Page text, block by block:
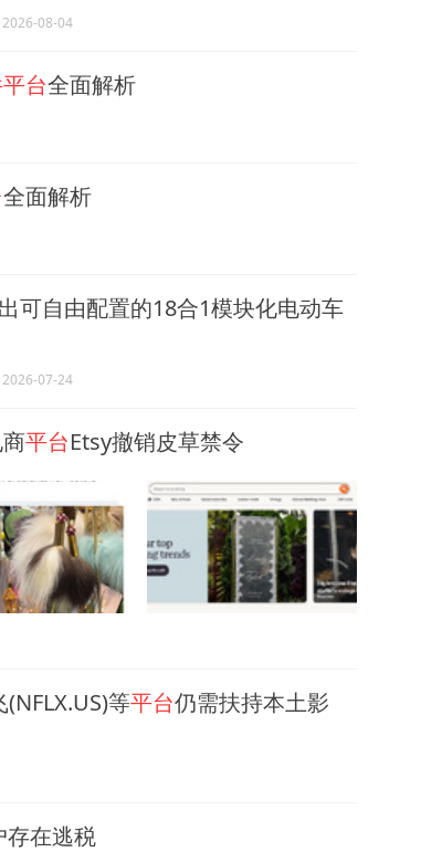
2026-08-04
台全面解析
全面解析
可自由配置的18合1模块化电动车
2026-07-24
平台Etsy撤销皮草禁令
等平台仍需扶持本土影
存在逃税